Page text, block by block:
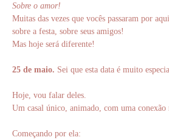
Sobre o amor!
Muitas das vezes que vocês passaram por
sobre a festa, sobre seus amigos!
Mas hoje será diferente!
25 de maio. Sei que esta data é muito
Hoje, vou falar deles.
Um casal único, animado, com uma conexão
Começando por ela: